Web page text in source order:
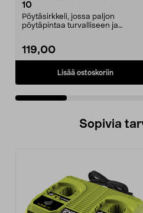
10
Pöytäsirkkeli, jossa paljon
pöytäpintaa turvalliseen ja
119,00
Lisää ostoskoriin
Sopivia